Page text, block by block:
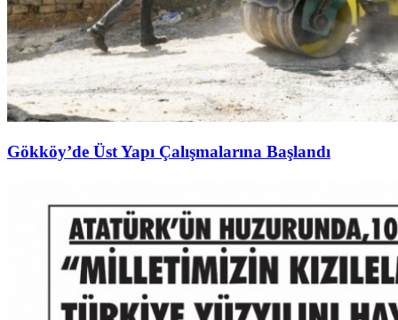
Gökköy’de Üst Yapı Çalışmalarına Başlandı